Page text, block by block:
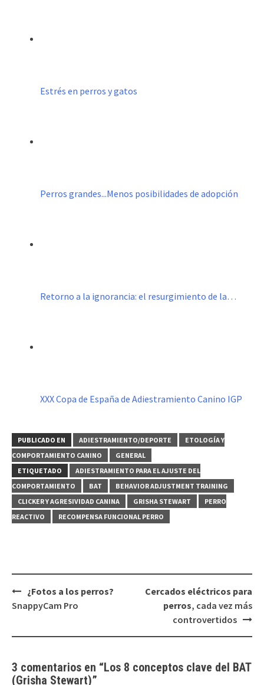
Estrés en perros y gatos
Perros grandes...Menos posibilidades de adopción
Retorno a la ignorancia: el resurgimiento de la…
XXX Copa de España de Adiestramiento Canino IGP
PUBLICADO EN ADIESTRAMIENTO/DEPORTE
ETOLOGÍA Y
COMPORTAMIENTO CANINO
GENERAL
ETIQUETADO
ADIESTRAMIENTO PARA EL AJUSTE DEL
COMPORTAMIENTO
BAT
BEHAVIOR ADJUSTMENT TRAINING
CLICKER Y AGRESIVIDAD CANINA
GRISHA STEWART
PERRO
REACTIVO
RECOMPENSA FUNCIONAL PERRO
Navegación
de
¿Fotos a los perros?
SnappyCam Pro
Cercados eléctricos para
perros, cada vez más
controvertidos
3 comentarios en “Los 8 conceptos clave del BAT
(Grisha Stewart)”